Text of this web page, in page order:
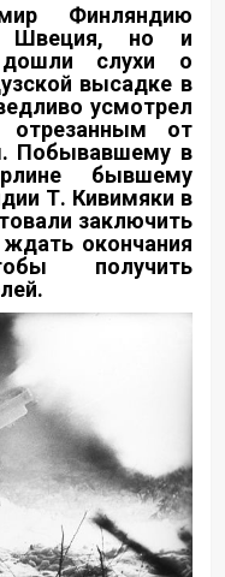
Финляндию
Швеция, но и
слухи о
высадке в
усмотрел
отрезанным от
Побывавшему в
бывшему
Т. Кивимяки в
заключить
окончания
получить